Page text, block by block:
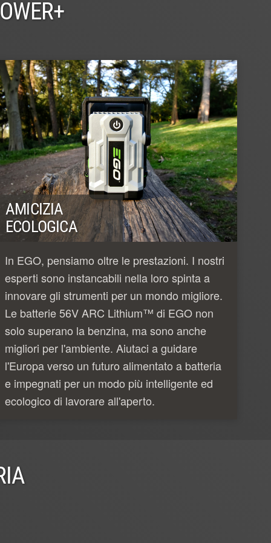
AMICIZIA
ECOLOGICA
In EGO, pensiamo oltre le prestazioni. I nostri
esperti sono instancabili nella loro spinta a
innovare gli strumenti per un mondo migliore.
Le batterie 56V ARC Lithium™ di EGO non
solo superano la benzina, ma sono anche
migliori per l'ambiente. Aiutaci a guidare
l'Europa verso un futuro alimentato a batteria
e impegnati per un modo più intelligente ed
ecologico di lavorare all'aperto.